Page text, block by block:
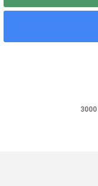
Ürün resmi kalitesiz,